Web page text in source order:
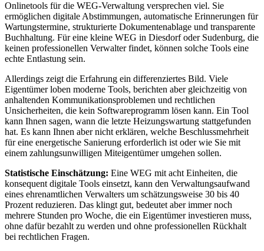
Onlinetools für die WEG-Verwaltung versprechen viel. Sie
ermöglichen digitale Abstimmungen, automatische Erinnerungen für
Wartungstermine, strukturierte Dokumentenablage und transparente
Buchhaltung. Für eine kleine WEG in Diesdorf oder Sudenburg, die
keinen professionellen Verwalter findet, können solche Tools eine
echte Entlastung sein.
Allerdings zeigt die Erfahrung ein differenziertes Bild. Viele
Eigentümer loben moderne Tools, berichten aber gleichzeitig von
anhaltenden Kommunikationsproblemen und rechtlichen
Unsicherheiten, die kein Softwareprogramm lösen kann. Ein Tool
kann Ihnen sagen, wann die letzte Heizungswartung stattgefunden
hat. Es kann Ihnen aber nicht erklären, welche Beschlussmehrheit
für eine energetische Sanierung erforderlich ist oder wie Sie mit
einem zahlungsunwilligen Miteigentümer umgehen sollen.
Statistische Einschätzung: Eine WEG mit acht Einheiten, die
konsequent digitale Tools einsetzt, kann den Verwaltungsaufwand
eines ehrenamtlichen Verwalters um schätzungsweise 30 bis 40
Prozent reduzieren. Das klingt gut, bedeutet aber immer noch
mehrere Stunden pro Woche, die ein Eigentümer investieren muss,
ohne dafür bezahlt zu werden und ohne professionellen Rückhalt
bei rechtlichen Fragen.